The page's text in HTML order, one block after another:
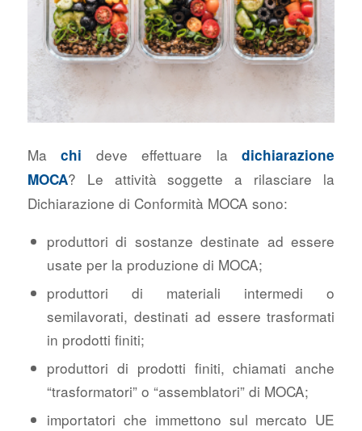
Machi deve effettuare ladichiarazione
MOCA? Le attività soggette a rilasciare la
Dichiarazione di Conformità MOCA sono:
produttori di sostanze destinate ad essere
usate per la produzione di MOCA;
produttori di materiali intermedi o
semilavorati, destinati ad essere trasformati
in prodotti finiti;
produttori di prodotti finiti, chiamati anche
“trasformatori” o “assemblatori” di MOCA;
importatori che immettono sul mercato UE